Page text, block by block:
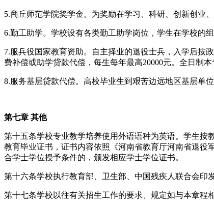
5.商丘师范学院奖学金。为奖励在学习、科研、创新创业
6.勤工助学。学校设有各类勤工助学岗位，学生在学校的
7.服兵役国家教育资助。自主择业的退役士兵，入学后按
费补偿或助学贷款代偿，每生每年最高20000元。全日制
8.服务基层贷款代偿。高校毕业生到艰苦边远地区基层单
第七章 其他
第十五条学校专业教学培养使用外语语种为英语。学生
教育毕业证书，证书内容依照《河南省教育厅河南省退役
合学士学位授予条件的，颁发相应学士学位证书。
第十六条学校执行教育部、卫生部、中国残疾人联合会印
第十七条学校以往有关招生工作的要求、规定如与本章程